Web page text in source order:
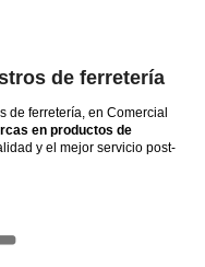
de ferretería
de ferretería, en Comercial
en productos de
y el mejor servicio post-